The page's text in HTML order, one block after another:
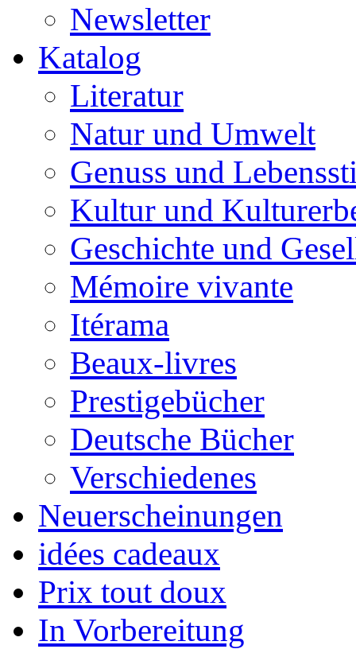
Newsletter
Katalog
Literatur
Natur und Umwelt
Genuss und
Kultur und
Geschichte und
Mémoire vivante
Itérama
Beaux-livres
Prestigebücher
Deutsche Bücher
Verschiedenes
Neuerscheinungen
idées cadeaux
Prix tout doux
In Vorbereitung